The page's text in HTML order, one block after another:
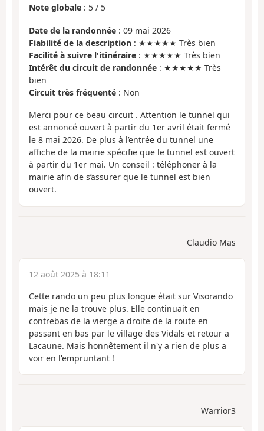
Note globale : 5 / 5
Date de la randonnée : 09 mai 2026
Fiabilité de la description : ★★★★★ Très bien
Facilité à suivre l'itinéraire : ★★★★★ Très bien
Intérêt du circuit de randonnée : ★★★★★ Très
bien
Circuit très fréquenté : Non
Merci pour ce beau circuit . Attention le tunnel qui
est annoncé ouvert à partir du 1er avril était fermé
le 8 mai 2026. De plus à l’entrée du tunnel une
affiche de la mairie spécifie que le tunnel est ouvert
à partir du 1er mai. Un conseil : téléphoner à la
mairie afin de s’assurer que le tunnel est bien
ouvert.
Claudio Mas
12 août 2025 à 18:11
Cette rando un peu plus longue était sur Visorando
mais je ne la trouve plus. Elle continuait en
contrebas de la vierge a droite de la route en
passant en bas par le village des Vidals et retour a
Lacaune. Mais honnêtement il n'y a rien de plus a
voir en l'empruntant !
Warrior3